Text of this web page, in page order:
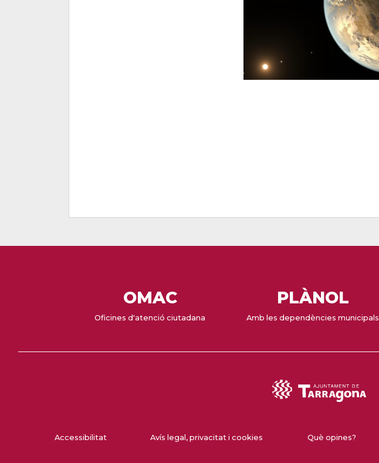
OMAC
Oficines d'atenció ciutadana
PLÀNOL
Amb les dependències municipals
Accessibilitat Avís legal, privacitat i cookies Què opines?